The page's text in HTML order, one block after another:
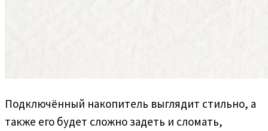
Подключённый накопитель выглядит стильно, а
также его будет сложно задеть и сломать,